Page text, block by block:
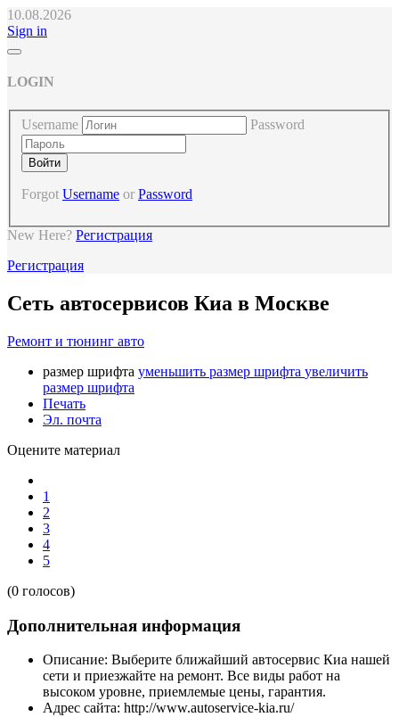
10.08.2026
Sign in
LOGIN
Username Password
Forgot Username or Password
New Here? Регистрация
Регистрация
Сеть автосервисов Киа в Москве
Ремонт и тюнинг авто
размер шрифта уменьшить размер шрифта увеличить
размер шрифта
Печать
Эл. почта
Оцените материал
1
2
3
4
5
(0 голосов)
Дополнительная информация
Описание: Выберите ближайший автосервис Киа нашей
сети и приезжайте на ремонт. Все виды работ на
высоком уровне, приемлемые цены, гарантия.
Адрес сайта: http://www.autoservice-kia.ru/